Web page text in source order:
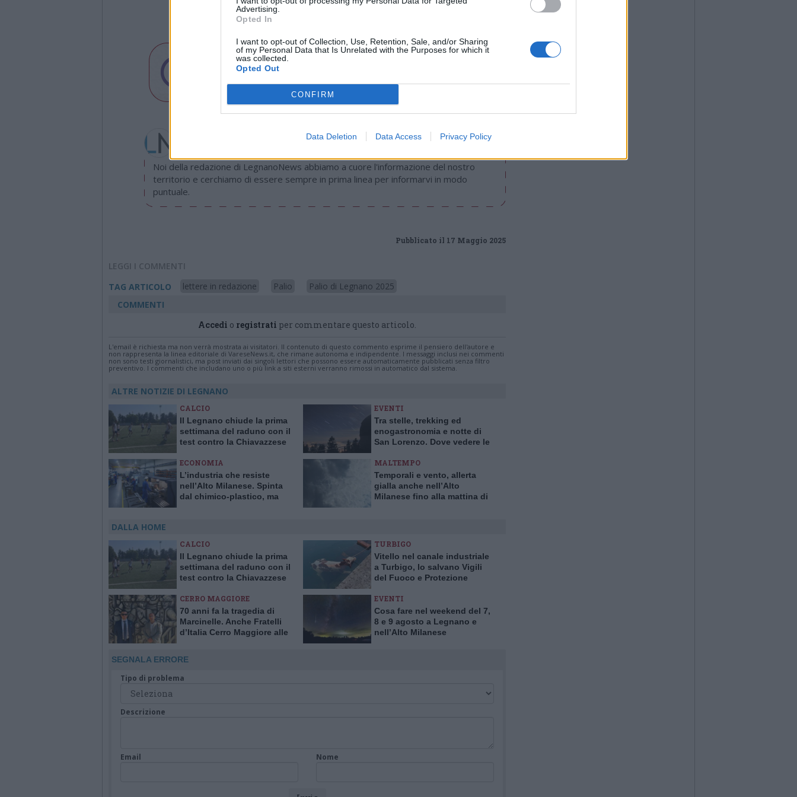
Advertising.
Opted In
I want to opt-out of Collection, Use, Retention, Sale, and/or Sharing
of my Personal Data that Is Unrelated with the Purposes for which it
was collected.
Opted Out
CONFIRM
Data Deletion Data Access Privacy Policy
Via Confalonieri, 5
Tutti gli eventi
diagosto
Noi della redazione di LegnanoNews abbiamo a cuore l'informazione del nostro
territorio e cerchiamo di essere sempre in prima linea per informarvi in modo
puntuale.
Pubblicato il 17 Maggio 2025
LEGGI I COMMENTI
TAG ARTICOLO
lettere in redazione Palio
Palio di Legnano 2025
COMMENTI
Accedi o registrati per commentare questo articolo.
L'email è richiesta ma non verrà mostrata ai visitatori. Il contenuto di questo commento esprime il pensiero dell'autore e
non rappresenta la linea editoriale di VareseNews.it, che rimane autonoma e indipendente. I messaggi inclusi nei commenti
non sono testi giornalistici, ma post inviati dai singoli lettori che possono essere automaticamente pubblicati senza filtro
preventivo. I commenti che includano uno o più link a siti esterni verranno rimossi in automatico dal sistema.
ALTRE NOTIZIE DI LEGNANO
CALCIO
Il Legnano chiude la prima
settimana del raduno con il
test contro la Chiavazzese
EVENTI
Tra stelle, trekking ed
enogastronomia e notte di
San Lorenzo. Dove vedere le
ECONOMIA
L’industria che resiste
nell’Alto Milanese. Spinta
dal chimico-plastico, ma
MALTEMPO
Temporali e vento, allerta
gialla anche nell’Alto
Milanese fino alla mattina di
DALLA HOME
CALCIO
Il Legnano chiude la prima
settimana del raduno con il
test contro la Chiavazzese
TURBIGO
Vitello nel canale industriale
a Turbigo, lo salvano Vigili
del Fuoco e Protezione
CERRO MAGGIORE
70 anni fa la tragedia di
Marcinelle. Anche Fratelli
d’Italia Cerro Maggiore alle
EVENTI
Cosa fare nel weekend del 7,
8 e 9 agosto a Legnano e
nell’Alto Milanese
SEGNALA ERRORE
Tipo di problema
Descrizione
Email Nome